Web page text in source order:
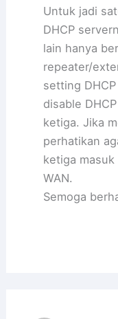
Untuk jadi
DHCP
lain hanya
repeater/
setting
disable
ketiga. Jika
perhatikan
ketiga
WAN.
Semoga